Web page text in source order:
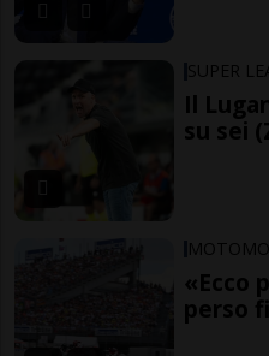
SUPER
Il
su sei
«Ecco
perso